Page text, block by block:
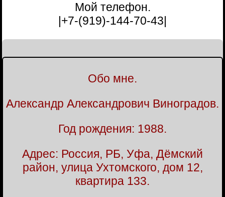
Мой телефон.
|+7-(919)-144-70-43|
Обо мне.
Александр Александрович Виноградов.
Год рождения: 1988.
Адрес: Россия, РБ, Уфа, Дёмский
район, улица Ухтомского, дом 12,
квартира 133.